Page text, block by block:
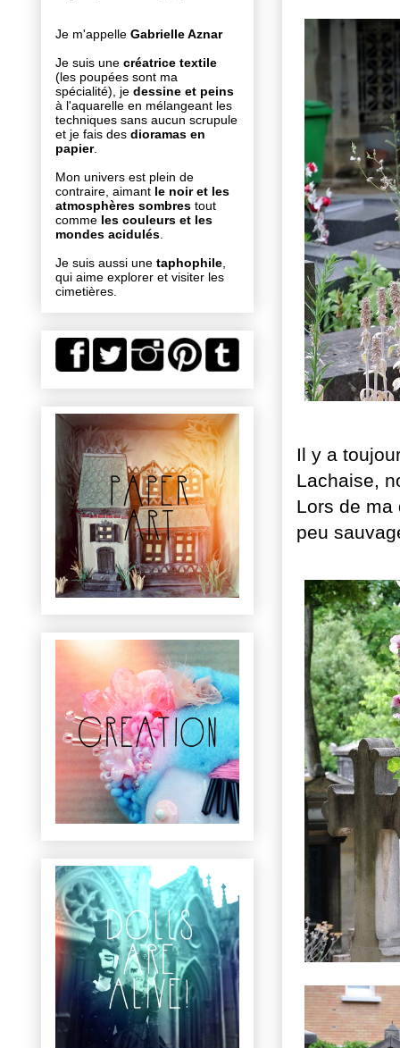
Il y a
Lachaise,
Lors de ma
peu
Je m'appelle Gabrielle Aznar
Je suis une créatrice textile
(les poupées sont ma
spécialité), je dessine et peins
à l'aquarelle en mélangeant les
techniques sans aucun scrupule
et je fais des dioramas en
papier.
Mon univers est plein de
contraire, aimant le noir et les
atmosphères sombres tout
comme les couleurs et les
mondes acidulés
Je suis aussi une taphophile
qui aime explorer et visiter les
cimetières.